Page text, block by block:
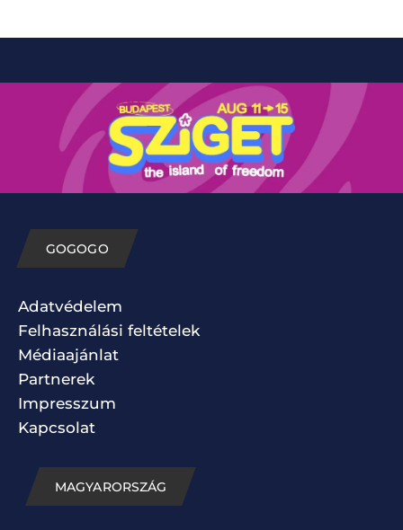
GOGOGO
Adatvédelem
Felhasználási feltételek
Médiaajánlat
Partnerek
Impresszum
Kapcsolat
MAGYARORSZÁG